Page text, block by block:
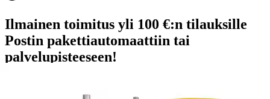
Ilmainen toimitus yli 100 €:n tilauksille
Postin pakettiautomaattiin tai
palvelupisteeseen!